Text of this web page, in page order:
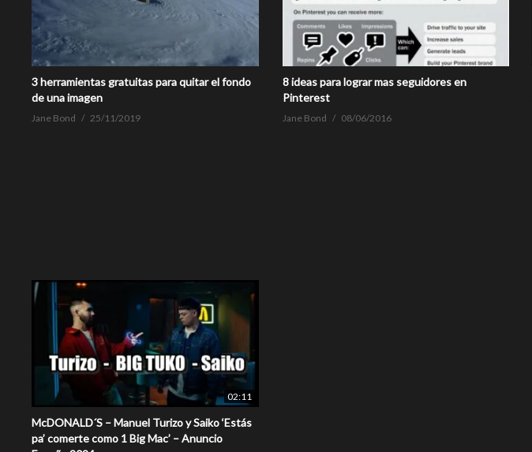
3 herramientas gratuitas para quitar el fondo
de una imagen
Jane Bond 25/11/2019
8 ideas para lograr mas seguidores en
Pinterest
Jane Bond 08/06/2016
02:11
McDONALD´S – Manuel Turizo y Saiko ‘Estás
pa’ comerte como 1 Big Mac’ – Anuncio